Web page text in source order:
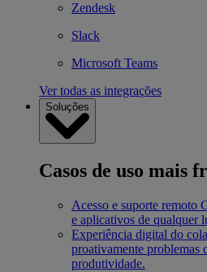
Zendesk
Slack
Microsoft Teams
Ver todas as integrações
Soluções
Casos de uso mais
Acesso e suporte remoto
e aplicativos de qualquer
Experiência digital do
proativamente problemas
produtividade.